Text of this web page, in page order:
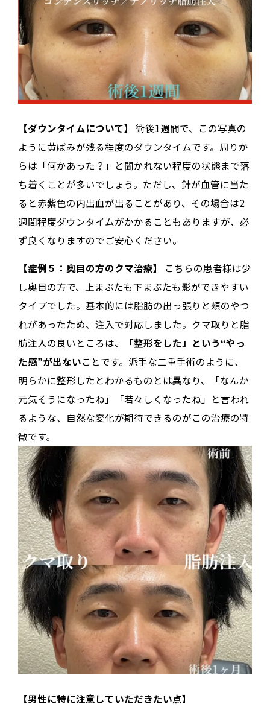
【ダウンタイムについて】
術後1週間で、この写真の
ように黄ばみが残る程度のダウンタイムです。周りか
らは「何かあった？」と聞かれない程度の状態まで落
ち着くことが多いでしょう。ただし、針が血管に当た
ると赤紫色の内出血が出ることがあり、その場合は2
週間程度ダウンタイムがかかることもありますが、必
ず良くなりますのでご安心ください。
【症例５：奥目の方のクマ治療】
こちらの患者様は少
し奥目の方で、上まぶたも下まぶたも影ができやすい
タイプでした。基本的には脂肪の出っ張りと頬のやつ
れがあったため、注入で対応しました。クマ取りと脂
肪注入の良いところは、
「整形をした」という“やっ
た感”が出ないことです。派手な二重手術のように、
明らかに整形したとわかるものとは異なり、「なんか
元気そうになったね」「若々しくなったね」と言われ
るような、自然な変化が期待できるのがこの治療の特
徴です。
【男性に特に注意していただきたい点】